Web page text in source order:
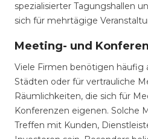
spezialisierter Tagungshallen
sich für mehrtägige
Meeting- und
Viele Firmen benötigen häufig
Städten oder für vertrauliche
Räumlichkeiten, die sich für
Konferenzen eigenen. Solche
Treffen mit Kunden,